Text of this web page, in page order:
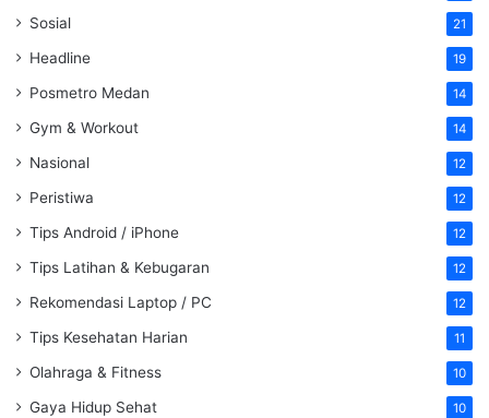
Sosial 21
Headline 19
Posmetro Medan 14
Gym & Workout 14
Nasional 12
Peristiwa 12
Tips Android / iPhone 12
Tips Latihan & Kebugaran 12
Rekomendasi Laptop / PC 12
Tips Kesehatan Harian 11
Olahraga & Fitness 10
Gaya Hidup Sehat 10